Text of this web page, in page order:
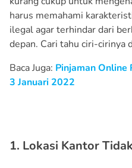
harus memahami
ilegal agar terhindar dari
depan. Cari tahu ciri-cirinya
Baca Juga: Pinjaman Online
3 Januari 2022
1. Lokasi Kantor